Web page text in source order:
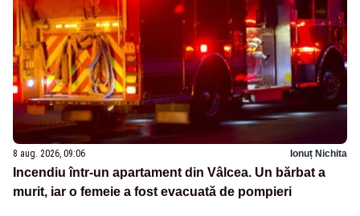
8 aug. 2026, 09:06 Ionuț Nichita
Incendiu într-un apartament din Vâlcea. Un bărbat a
murit, iar o femeie a fost evacuată de pompieri